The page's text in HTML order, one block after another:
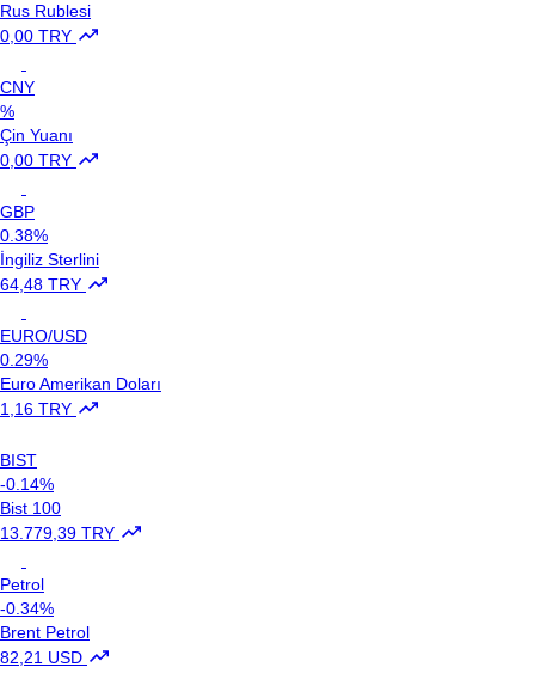
Rus Rublesi
0,00 TRY
CNY
%
Çin Yuanı
0,00 TRY
GBP
0.38%
İngiliz Sterlini
64,48 TRY
EURO/USD
0.29%
Euro Amerikan Doları
1,16 TRY
BIST
-0.14%
Bist 100
13.779,39 TRY
Petrol
-0.34%
Brent Petrol
82,21 USD